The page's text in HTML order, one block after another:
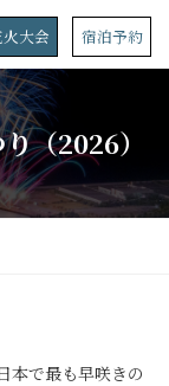
大会 宿泊予約
（2026）
本で最も早咲きの